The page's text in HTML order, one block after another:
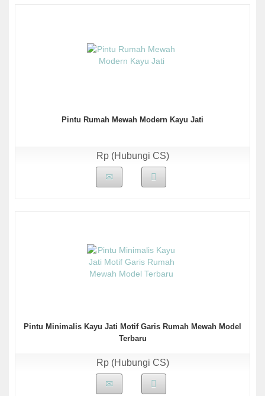
Pintu Rumah Mewah Modern Kayu Jati
Rp (Hubungi CS)
Pintu Minimalis Kayu Jati Motif Garis Rumah Mewah Model
Terbaru
Rp (Hubungi CS)